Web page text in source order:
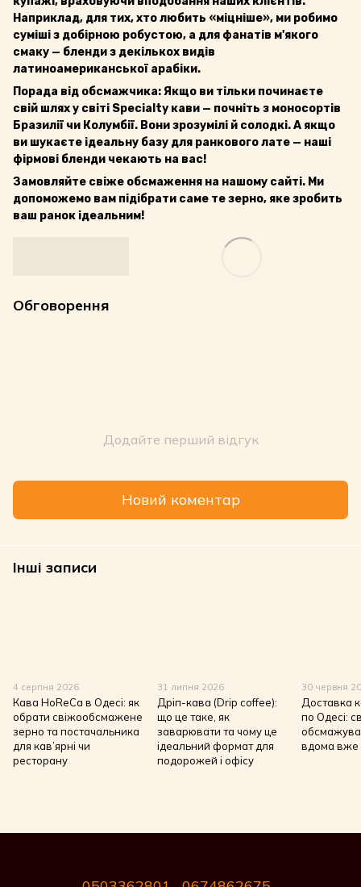
Наприклад, для тих, хто любить «міцніше», ми робимо
суміші з добірною робустою, а для фанатів м'якого
смаку — бленди з декількох видів
латиноамериканської арабіки.
Порада від обсмажчика: Якщо ви тільки починаєте
свій шлях у світі Specialty кави — почніть з моносортів
Бразилії чи Колумбії. Вони зрозумілі й солодкі. А якщо
ви шукаєте ідеальну базу для ранкового лате — наші
фірмові бленди чекають на вас!
Замовляйте свіже обсмаження на нашому сайті. Ми
допоможемо вам підібрати саме те зерно, яке зробить
ваш ранок ідеальним!
Обговорення
Додайте перший відгук
Новий коментар
Інші записи
4 серпня 2026
Кава HoReCa в Одесі: як
обрати свіжообсмажене
зерно та постачальника
для кав’ярні чи
ресторану
31 липня 2026
Дріп-кава (Drip coffee):
що це таке, як
заварювати та чому це
ідеальний формат для
подорожей і офісу
30 червня
Доставка
по Одесі:
вдома вже